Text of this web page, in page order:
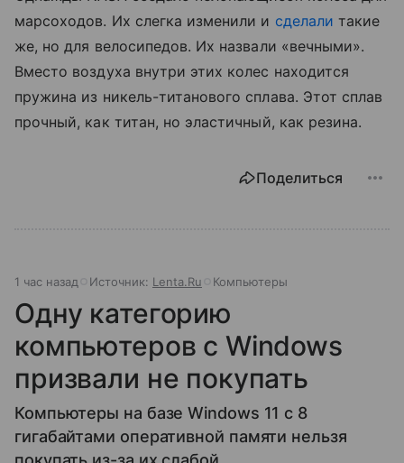
марсоходов. Их слегка изменили и сделали такие
же, но для велосипедов. Их назвали «вечными».
Вместо воздуха внутри этих колес находится
пружина из никель-титанового сплава. Этот сплав
прочный, как титан, но эластичный, как резина.
Поделиться
1 час назад Источник: Lenta.Ru Компьютеры
Одну категорию
компьютеров с Windows
призвали не покупать
Компьютеры на базе Windows 11 c 8
гигабайтами оперативной памяти нельзя